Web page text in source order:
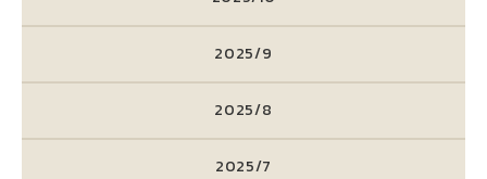
2025/9
2025/8
2025/7